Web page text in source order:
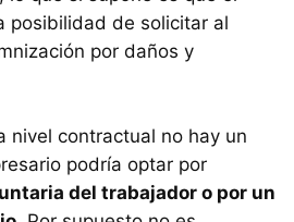
posibilidad de solicitar al
por daños y
nivel contractual no hay un
podría optar por
del trabajador o por un